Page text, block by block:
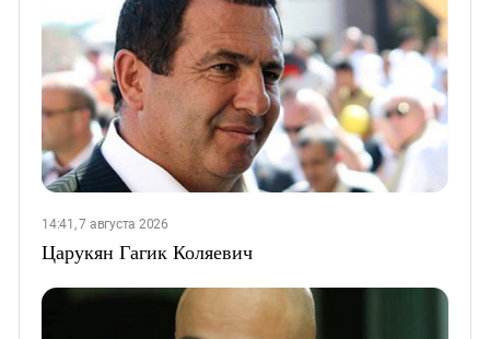
14:41, 7 августа 2026
Царукян Гагик Коляевич